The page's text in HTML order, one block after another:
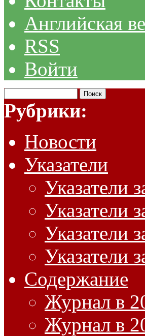
Английская
RSS
Войти
Рубрики:
Новости
Указатели
Указатели
Указатели
Указатели
Указатели
Содержание
Журнал в
Журнал в